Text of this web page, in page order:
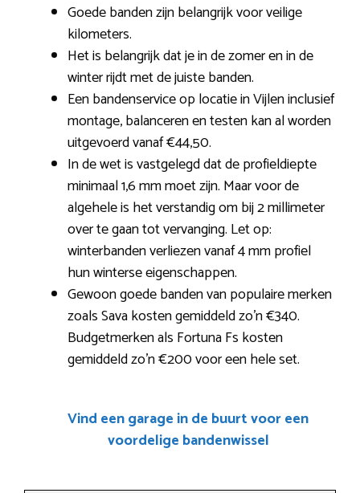
Goede banden zijn belangrijk voor veilige
kilometers.
Het is belangrijk dat je in de zomer en in de
winter rijdt met de juiste banden.
Een bandenservice op locatie in Vijlen inclusief
montage, balanceren en testen kan al worden
uitgevoerd vanaf €44,50.
In de wet is vastgelegd dat de profieldiepte
minimaal 1,6 mm moet zijn. Maar voor de
algehele is het verstandig om bij 2 millimeter
over te gaan tot vervanging. Let op:
winterbanden verliezen vanaf 4 mm profiel
hun winterse eigenschappen.
Gewoon goede banden van populaire merken
zoals Sava kosten gemiddeld zo’n €340.
Budgetmerken als Fortuna Fs kosten
gemiddeld zo’n €200 voor een hele set.
Vind een garage in de buurt voor een
voordelige bandenwissel